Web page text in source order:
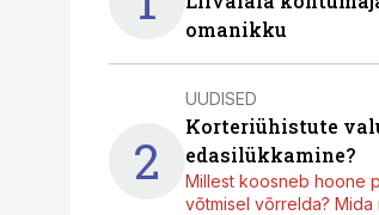
omanikku
2
UUDISED
Korteriühistute
edasilükkamine?
Millest koosneb hoone
võtmisel võrrelda?